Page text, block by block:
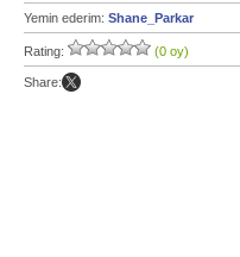
Yemin ederim: Shane_Parkar
Rating: (0 oy)
Share: